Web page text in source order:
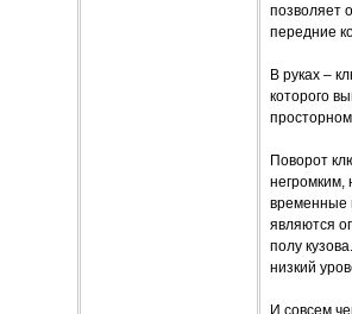
позволяет
передние
В руках –
которого
Поворот
негромким,
временные
являются
полу
низкий
И совсем